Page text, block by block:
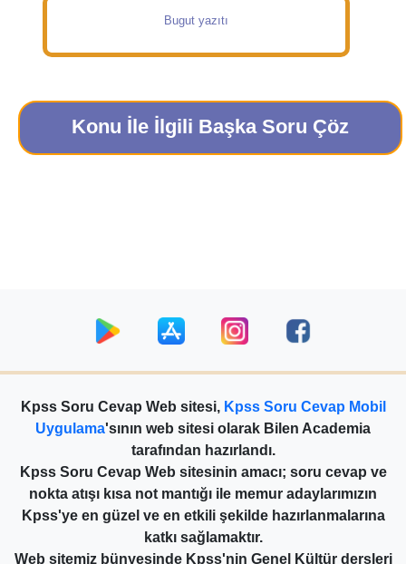
Bugut yazıtı
Konu İle İlgili Başka Soru Çöz
Kpss Soru Cevap Web sitesi, Kpss Soru Cevap Mobil
Uygulama'sının web sitesi olarak Bilen Academia
tarafından hazırlandı.
Kpss Soru Cevap Web sitesinin amacı; soru cevap ve
nokta atışı kısa not mantığı ile memur adaylarımızın
Kpss'ye en güzel ve en etkili şekilde hazırlanmalarına
katkı sağlamaktır.
Web sitemiz bünyesinde Kpss'nin Genel Kültür dersleri